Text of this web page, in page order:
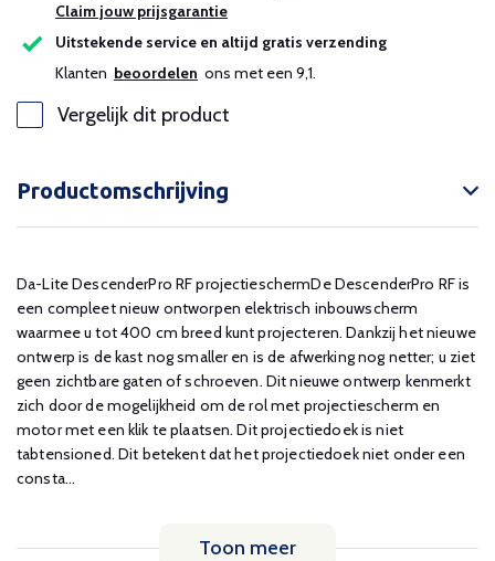
Claim jouw prijsgarantie
Uitstekende service en altijd gratis verzending
Klanten beoordelen ons met een 9,1.
Vergelijk dit product
Productomschrijving
Da-Lite DescenderPro RF projectieschermDe DescenderPro RF is
een compleet nieuw ontworpen elektrisch inbouwscherm
waarmee u tot 400 cm breed kunt projecteren. Dankzij het nieuwe
ontwerp is de kast nog smaller en is de afwerking nog netter; u ziet
geen zichtbare gaten of schroeven. Dit nieuwe ontwerp kenmerkt
zich door de mogelijkheid om de rol met projectiescherm en
motor met een klik te plaatsen. Dit projectiedoek is niet
tabtensioned. Dit betekent dat het projectiedoek niet onder een
consta...
Toon meer